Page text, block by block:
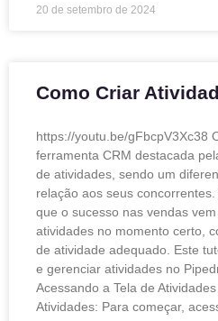
20 de setembro de 2024
Como Criar
https://youtu.be/gFbcpV3Xc38
ferramenta CRM destacada
de atividades, sendo um
relação aos seus
que o sucesso nas vendas
atividades no momento certo,
de atividade adequado. Este
e gerenciar atividades no
Acessando a Tela de
Atividades: Para começar,